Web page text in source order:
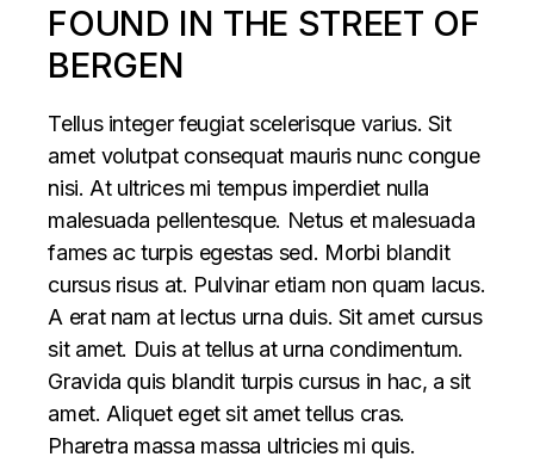
FOUND IN THE STREET OF
BERGEN
Tellus integer feugiat scelerisque varius. Sit
amet volutpat consequat mauris nunc congue
nisi. At ultrices mi tempus imperdiet nulla
malesuada pellentesque. Netus et malesuada
fames ac turpis egestas sed. Morbi blandit
cursus risus at. Pulvinar etiam non quam lacus.
A erat nam at lectus urna duis. Sit amet cursus
sit amet. Duis at tellus at urna condimentum.
Gravida quis blandit turpis cursus in hac, a sit
amet. Aliquet eget sit amet tellus cras.
Pharetra massa massa ultricies mi quis.